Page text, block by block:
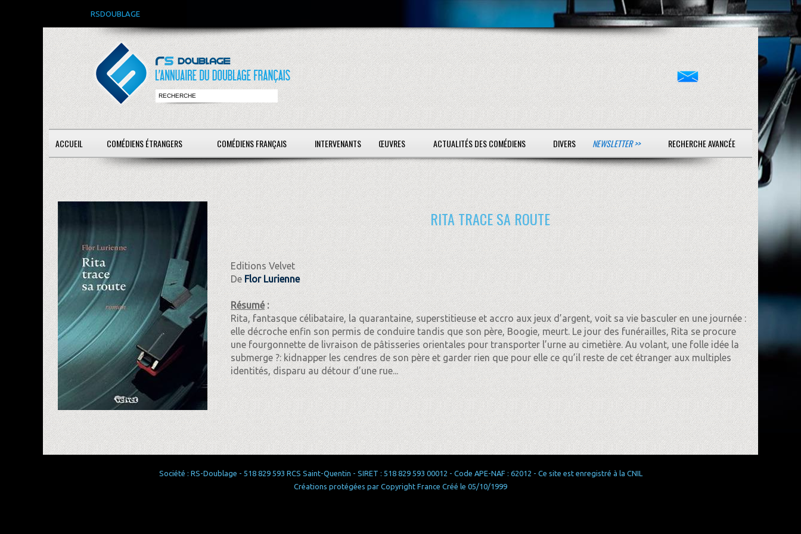
RSDOUBLAGE
ACCUEIL COMÉDIENS ÉTRANGERS COMÉDIENS FRANÇAIS INTERVENANTS ŒUVRES ACTUALITÉS DES COMÉDIENS DIVERS NEWSLETTER >> RECHERCHE AVANCÉE
RITA TRACE SA ROUTE
Editions Velvet
DeFlor Lurienne
Résumé:
Rita, fantasque célibataire, la quarantaine, superstitieuse et accro aux jeux d’argent, voit sa vie basculer en une journée :
elle décroche enfin son permis de conduire tandis que son père, Boogie, meurt. Le jour des funérailles, Rita se procure
une fourgonnette de livraison de pâtisseries orientales pour transporter l’urne au cimetière. Au volant, une folle idée la
submerge ?: kidnapper les cendres de son père et garder rien que pour elle ce qu’il reste de cet étranger aux multiples
identités, disparu au détour d’une rue...
Société : RS-Doublage - 518 829 593 RCS Saint-Quentin - SIRET : 518 829 593 00012 - Code APE-NAF : 62012 - Ce site est enregistré à la CNIL
Créations protégées par Copyright France Créé le 05/10/1999